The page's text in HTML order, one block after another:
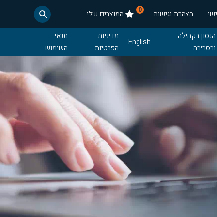
הצהרת נגישות 0 המוצרים שלי
הנסון בקהילה
ובסביבה
English
מדיניות
הפרטיות
תנאי
השימוש